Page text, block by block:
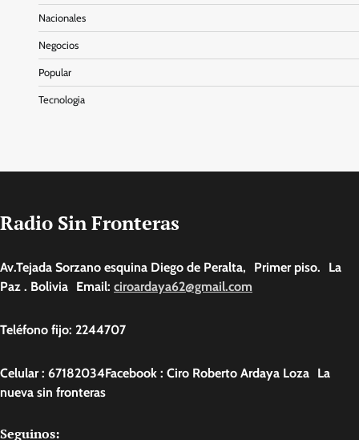
Nacionales
Negocios
Popular
Tecnologia
Radio Sin Fronteras
Av.Tejada Sorzano esquina Diego de Peralta, Primer piso. La
Paz . Bolivia Email: ciroardaya62@gmail.com
Teléfono fijo: 2244707
Celular : 67182034Facebook : Ciro Roberto Ardaya Loza La
nueva sin fronteras
Seguinos: